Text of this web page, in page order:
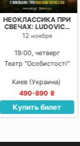
НЕОКЛАССИКА ПРИ
СВЕЧАХ: LUDOVICO
EINAUDI, YANN
TIERSEN, MAX
12 ноября
19:00, четверг
Театр "Особистості"
Киев (Украина)
490-890 ₴
Купить билет